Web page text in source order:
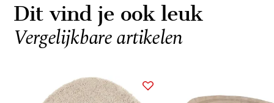
Dit vind je ook leuk
Vergelijkbare artikelen